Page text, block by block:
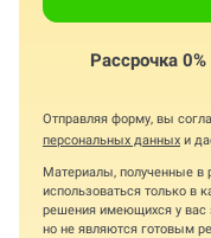
Рассрочка 0%
Отправляя форму, вы
персональных данных и
Материалы, полученные в
использоваться только в
решения имеющихся у вас
но не являются готовым